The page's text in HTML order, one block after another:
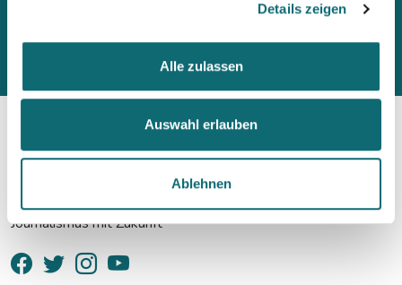
Details zeigen
Alle zulassen
Auswahl erlauben
Ablehnen
Journalismus mit Zukunft